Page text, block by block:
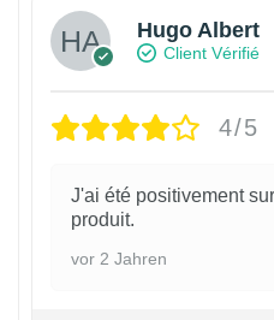
Hugo Albert
Client Vérifié
4/5
J'ai été positivement
produit.
vor 2 Jahren